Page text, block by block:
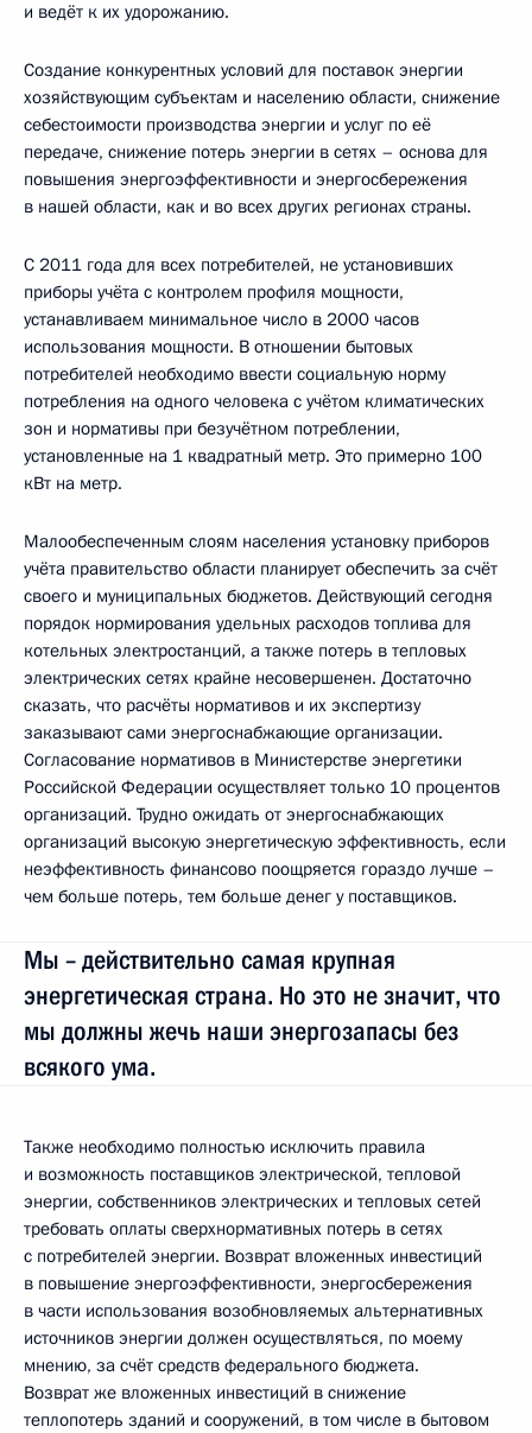
и ведёт к их удорожанию.
Создание конкурентных условий для поставок энергии
хозяйствующим субъектам и населению области, снижение
себестоимости производства энергии и услуг по её
передаче, снижение потерь энергии в сетях – основа для
повышения энергоэффективности и энергосбережения
в нашей области, как и во всех других регионах страны.
С 2011 года для всех потребителей, не установивших
приборы учёта с контролем профиля мощности,
устанавливаем минимальное число в 2000 часов
использования мощности. В отношении бытовых
потребителей необходимо ввести социальную норму
потребления на одного человека с учётом климатических
зон и нормативы при безучётном потреблении,
установленные на 1 квадратный метр. Это примерно 100
кВт на метр.
Малообеспеченным слоям населения установку приборов
учёта правительство области планирует обеспечить за счёт
своего и муниципальных бюджетов. Действующий сегодня
порядок нормирования удельных расходов топлива для
котельных электростанций, а также потерь в тепловых
электрических сетях крайне несовершенен. Достаточно
сказать, что расчёты нормативов и их экспертизу
заказывают сами энергоснабжающие организации.
Согласование нормативов в Министерстве энергетики
Российской Федерации осуществляет только 10 процентов
организаций. Трудно ожидать от энергоснабжающих
организаций высокую энергетическую эффективность, если
неэффективность финансово поощряется гораздо лучше –
чем больше потерь, тем больше денег у поставщиков.
Мы – действительно самая крупная
энергетическая страна. Но это не значит, что
мы должны жечь наши энергозапасы без
всякого ума.
Также необходимо полностью исключить правила
и возможность поставщиков электрической, тепловой
энергии, собственников электрических и тепловых сетей
требовать оплаты сверхнормативных потерь в сетях
с потребителей энергии. Возврат вложенных инвестиций
в повышение энергоэффективности, энергосбережения
в части использования возобновляемых альтернативных
источников энергии должен осуществляться, по моему
мнению, за счёт средств федерального бюджета.
Возврат же вложенных инвестиций в снижение
теплопотерь зданий и сооружений, в том числе в бытовом